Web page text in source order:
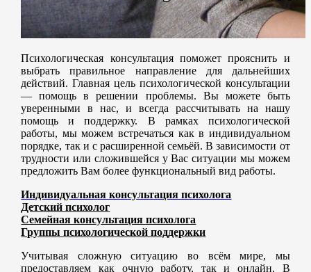
Психологическая консультация поможет прояснить и
выбрать правильное направление для дальнейших
действий. Главная цель психологической консультации
— помощь в решении проблемы. Вы можете быть
уверенными в нас, и всегда рассчитывать на нашу
помощь и поддержку. В рамках психологической
работы, мы можем встречаться как в индивидуальном
порядке, так и с расширенной семьёй. В зависимости от
трудности или сложившейся у Вас ситуации мы можем
предложить Вам более функциональный вид работы.
Индивидуальная консультация психолога
Детский психолог
Семейная консультация психолога
Группы психологической поддержки
Учитывая сложную ситуацию во всём мире, мы
предоставляем как очную работу, так и онлайн. В